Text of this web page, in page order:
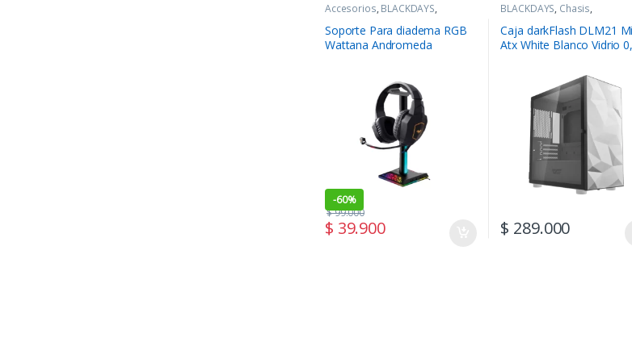
Accesorios, BLACKDAYS,
COMPONENTES Periféricos
Soporte Para diadema RGB
Wattana Andromeda
-60%
$ 39.900
$99.000
BLACKDAYS, Chasis,
COMPONENTES
Caja darkFlash DLM21
Atx White Blanco Vidrio
$ 289.000